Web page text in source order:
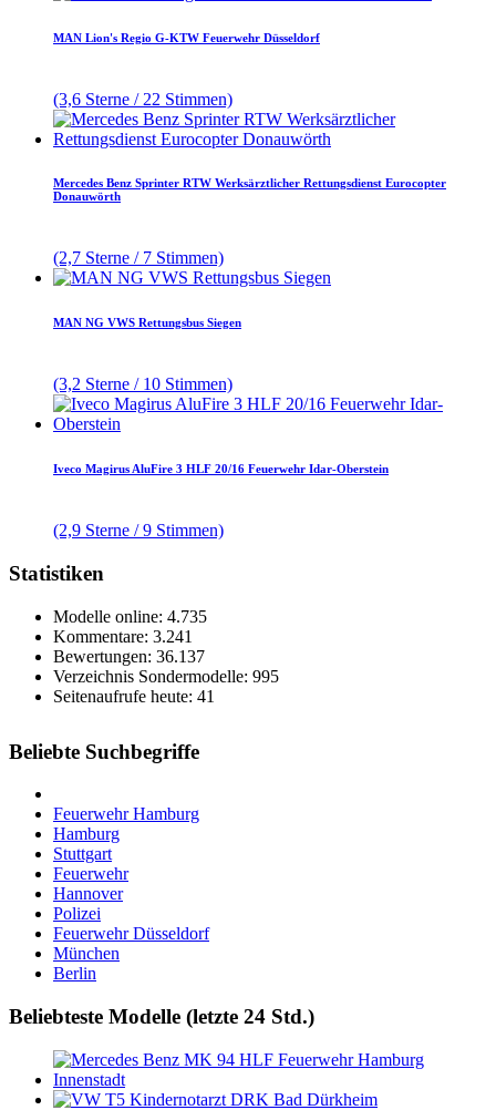
MAN Lion's Regio G-KTW Feuerwehr Düsseldorf
(3,6 Sterne / 22 Stimmen)
Mercedes Benz Sprinter RTW Werksärztlicher Rettungsdienst Eurocopter
Donauwörth
(2,7 Sterne / 7 Stimmen)
MAN NG VWS Rettungsbus Siegen
(3,2 Sterne / 10 Stimmen)
Iveco Magirus AluFire 3 HLF 20/16 Feuerwehr Idar-Oberstein
(2,9 Sterne / 9 Stimmen)
Statistiken
Modelle online: 4.735
Kommentare: 3.241
Bewertungen: 36.137
Verzeichnis Sondermodelle: 995
Seitenaufrufe heute: 41
Beliebte Suchbegriffe
Feuerwehr Hamburg
Hamburg
Stuttgart
Feuerwehr
Hannover
Polizei
Feuerwehr Düsseldorf
München
Berlin
Beliebteste Modelle (letzte 24 Std.)